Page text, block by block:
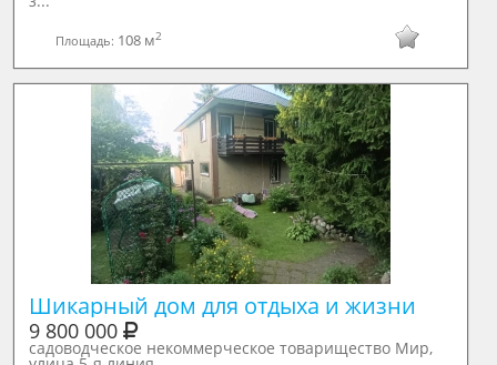
Площадь: 108 м2
Шикарный дом для отдыха и жизни
9 800 000
садоводческое некоммерческое товарищество Мир,